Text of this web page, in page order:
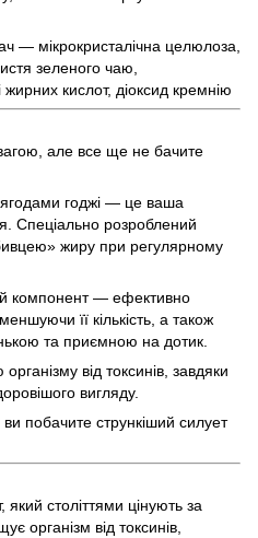
— мікрокристалічна целюлоза,
зеленого чаю,
жирних кислот, діоксид кремнію
але все ще не бачите
годжі — це ваша
Спеціально розроблений
жиру при регулярному
компонент — ефективно
її кількість, а також
та приємною на дотик.
від токсинів, завдяки
вигляду.
побачите стрункіший силует
століттями цінують за
організм від токсинів,